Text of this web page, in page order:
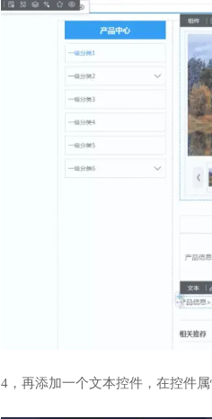
4，再添加一个文本控件，在控件